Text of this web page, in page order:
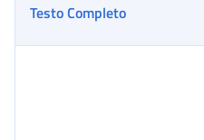
Testo Completo